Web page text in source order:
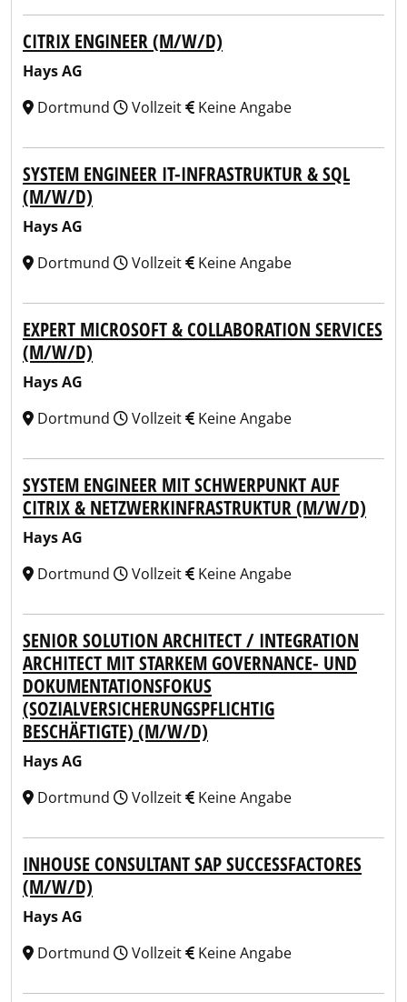
CITRIX ENGINEER (M/W/D)
Hays AG
Dortmund
Vollzeit Keine Angabe
SYSTEM ENGINEER IT-INFRASTRUKTUR & SQL
(M/W/D)
Hays AG
Dortmund
Vollzeit Keine Angabe
EXPERT MICROSOFT & COLLABORATION SERVICES
(M/W/D)
Hays AG
Dortmund
Vollzeit Keine Angabe
SYSTEM ENGINEER MIT SCHWERPUNKT AUF
CITRIX & NETZWERKINFRASTRUKTUR (M/W/D)
Hays AG
Dortmund
Vollzeit Keine Angabe
SENIOR SOLUTION ARCHITECT / INTEGRATION
ARCHITECT MIT STARKEM GOVERNANCE- UND
DOKUMENTATIONSFOKUS
(SOZIALVERSICHERUNGSPFLICHTIG
BESCHÄFTIGTE) (M/W/D)
Hays AG
Dortmund
Vollzeit Keine Angabe
INHOUSE CONSULTANT SAP SUCCESSFACTORES
(M/W/D)
Hays AG
Dortmund
Vollzeit Keine Angabe